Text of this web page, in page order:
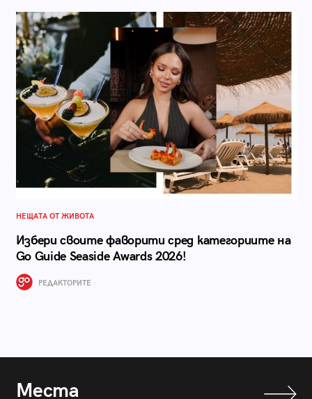
НЕЩАТА ОТ ЖИВОТА
Избери своите фаворити сред категориите на
Go Guide Seaside Awards 2026!
РЕДАКТОРИТЕ
Места